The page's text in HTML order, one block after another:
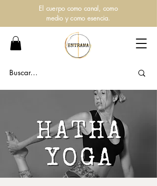
El cuerpo como canal, como
medio y como esencia.